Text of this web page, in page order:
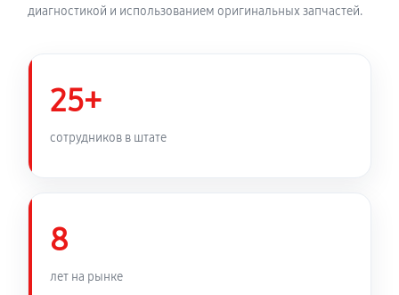
980 руб 60 минут
диагностикой и использованием оригинальных запчастей.
25+
сотрудников в штате
8
лет на рынке